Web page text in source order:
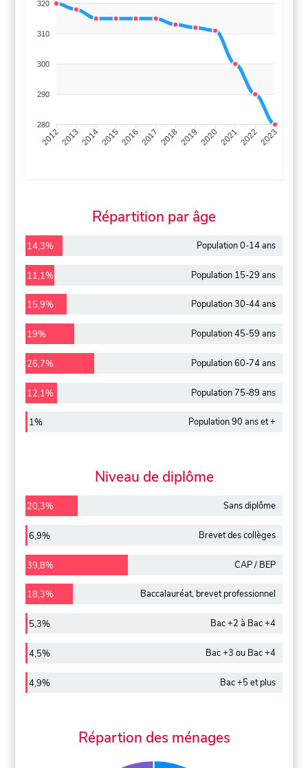
320
310
300
290
280
201220132014201520162017 20182019 2020202120222023
Répartition par âge
14,3% Population 0-14 ans
11,1% Population 15-29 ans
15,9% Population 30-44 ans
19% Population 45-59 ans
26,7% Population 60-74 ans
12,1% Population 75-89 ans
1% Population 90 ans et +
Niveau de diplôme
20,3% Sans diplôme
6,9% Brevet des collèges
39,8% CAP / BEP
18,3% Baccalauréat, brevet professionnel
5,3% Bac +2 à Bac +4
4,5% Bac +3 ou Bac +4
4,9% Bac +5 et plus
Répartion des ménages